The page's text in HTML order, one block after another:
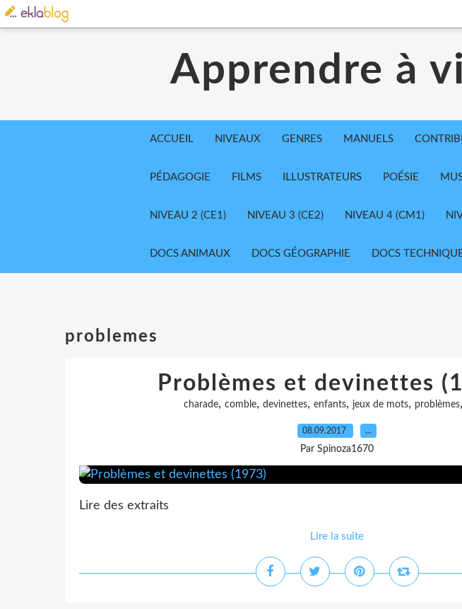
Apprendre à
ACCUEIL NIVEAUX GENRES MANUELS
PÉDAGOGIE FILMS ILLUSTRATEURS POÉSIE
NIVEAU 2 (CE1) NIVEAU 3 (CE2) NIVEAU 4 (CM1)
DOCS ANIMAUX DOCS GÉOGRAPHIE DOCS
problemes
Problèmes et devinettes
charade, comble, devinettes, enfants, jeux de mots, problèmes,
08.09.2017 …
Par Spinoza1670
Lire des extraits
Lire la suite